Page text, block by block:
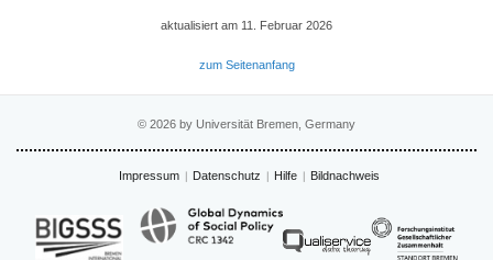
aktualisiert am 11. Februar 2026
zum Seitenanfang
© 2026 by Universität Bremen, Germany
Impressum Datenschutz Hilfe Bildnachweis